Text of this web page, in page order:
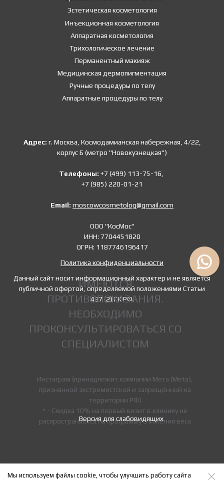
Эстетическая косметология
Инъекционная косметология
Аппаратная косметология
Трихологическое лечение
Перманентный макияж
Медицинская дермопигментация
Ручные процедуры по телу
Аппаратные процедуры по телу
Адрес: г. Москва, Космодамианская набережная, 4/22,
корпус Б (метро "Новокузнецкая")
Телефоны: +7 (499) 113-75-16,
+7 (985) 220-01-21
Email: moscowcosmetolog@gmail.com
ООО "КосМос"
ИНН: 7704451820
ОГРН: 1187746196417
Политика конфиденциальности
Данный сайт носит информационный характер и не является
публичной офертой, определяемой положениями Статьи
437 (2) ГК РФ.
Версия для слабовидящих
Инстаграм (принадлежит компании Мета (Meta),
признанной экстремистской и запрещённой на
территории РФ)
* - Скидка 10% на первый визит в клинику не
распространяется на программу снижения веса
ИМЕЮТСЯ
ПРОТИВОПОКАЗАНИЯ.
НЕОБХОДИМО
ПРОКОНСУЛЬТИРОВАТЬСЯ СО
СПЕЦИАЛИСТОМ
Мы используем файлы cookie, чтобы улучшить работу сайта